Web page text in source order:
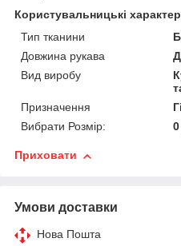
Користувальницькі
Тип тканини
Довжина рукава
Вид виробу
Призначення
Вибрати Розмір:
Приховати
Умови доставки
Нова Пошта